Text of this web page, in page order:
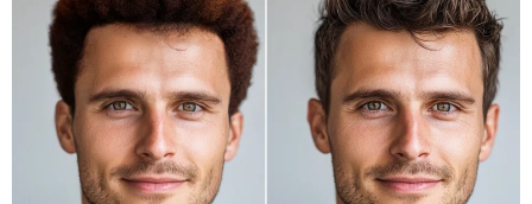
Sora 2.0 Kling 2.6 Pro Kling 2.1 Master Hailuo 2.3
Wan 2.5
背景リムーバー
AIの背景
写真の復元